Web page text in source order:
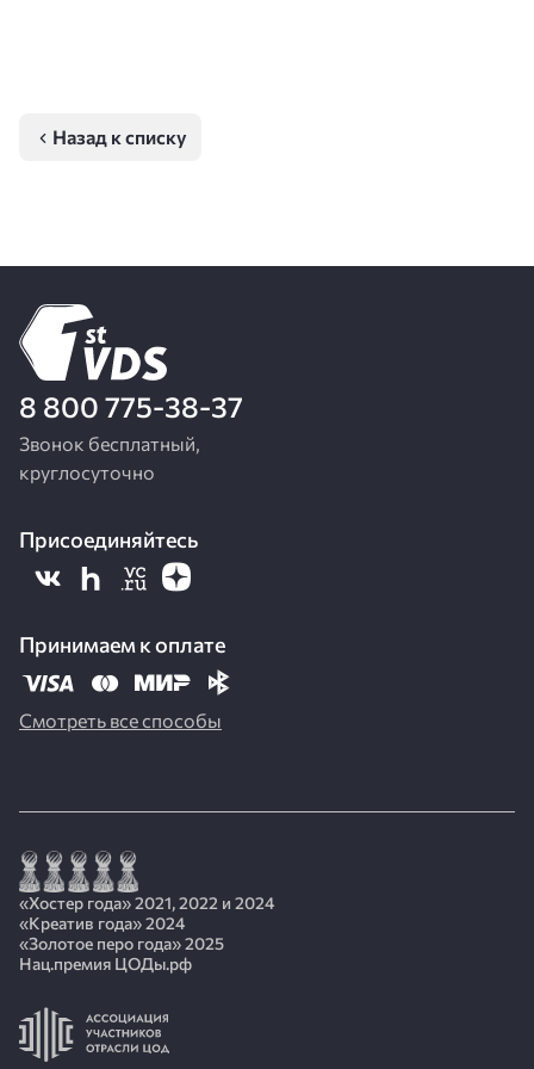
Назад к списку
8 800 775-38-37
Звонок бесплатный,
круглосуточно
Присоединяйтесь
Принимаем к оплате
Смотреть все способы
«Хостер года» 2021, 2022 и 2024
«Креатив года» 2024
«Золотое перо года» 2025
Нац.премия ЦОДы.рф